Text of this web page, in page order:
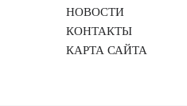
НОВОСТИ
КОНТАКТЫ
КАРТА САЙТА